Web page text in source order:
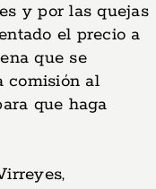
y por las quejas
el precio a
que se
comisión al
que haga